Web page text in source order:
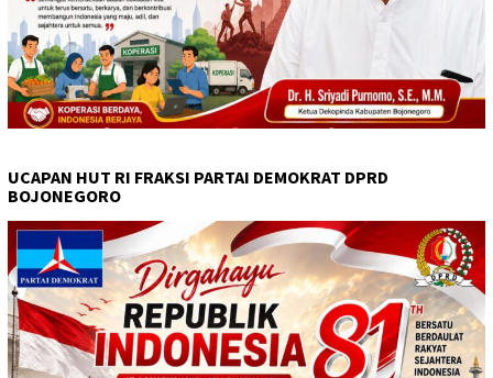
UCAPAN HUT RI FRAKSI PARTAI DEMOKRAT DPRD
BOJONEGORO